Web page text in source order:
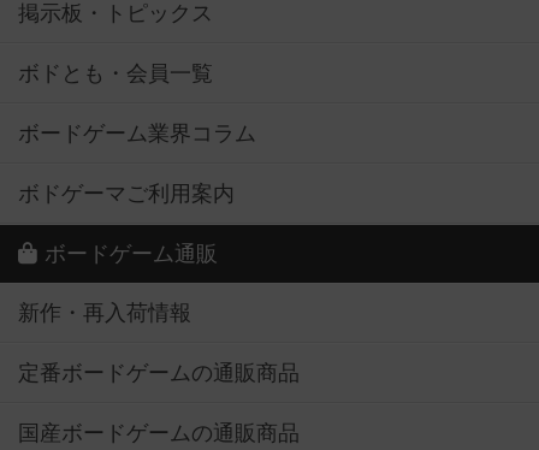
掲示板・トピックス
ボドとも・会員一覧
ボードゲーム業界コラム
ボドゲーマご利用案内
ボードゲーム通販
新作・再入荷情報
定番ボードゲームの通販商品
国産ボードゲームの通販商品